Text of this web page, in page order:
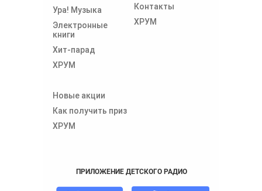
Ура! Музыка
Электронные
книги
Хит-парад
ХРУМ
Контакты
ХРУМ
Новые акции
Как получить приз
ХРУМ
ПРИЛОЖЕНИЕ ДЕТСКОГО РАДИО